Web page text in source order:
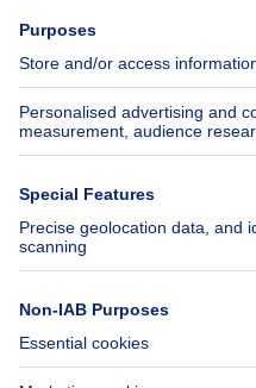
Axel Springer Group
SeLoger.com
Immowelt.de
Help
FAQ
Accessibility
Contact us